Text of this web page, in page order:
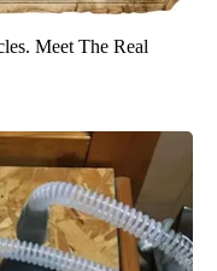
Meet The Real